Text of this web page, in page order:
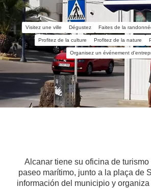
Visitez une ville Dégustez Faites de la
Profitez de la culture Profitez de la nature
Organisez un événement
Alcanar tiene su oficina de turismo
paseo marítimo, junto a la plaça de
información del municipio y